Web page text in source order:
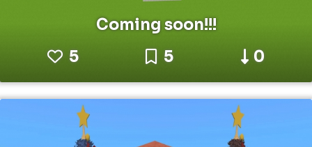
Coming soon!!!
5
5 0